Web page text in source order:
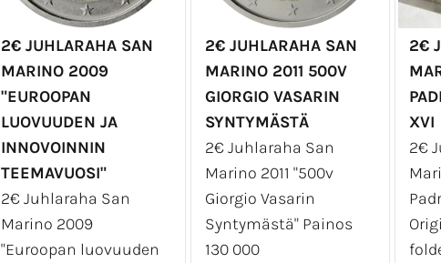
2€ JUHLARAHA SAN
MARINO 2009
"EUROOPAN
LUOVUUDEN JA
INNOVOINNIN
TEEMAVUOSI"
2€ Juhlaraha San
Marino 2009
"Euroopan luovuuden
2€ JUHLARAHA SAN
MARINO 2011 500V
GIORGIO VASARIN
SYNTYMÄSTÄ
2€ Juhlaraha San
Marino 2011 "500v
Giorgio Vasarin
Syntymästä" Painos
130 000
2€
XVI
2€